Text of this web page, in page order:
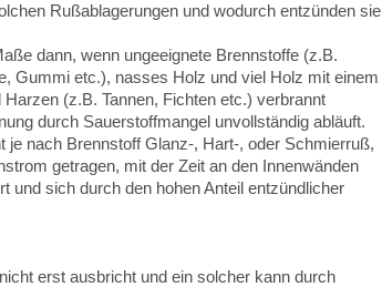
Rußablagerungen und wodurch entzünden sie
dann, wenn ungeeignete Brennstoffe (z.B.
Gummi etc.), nasses Holz und viel Holz mit einem
Harzen (z.B. Tannen, Fichten etc.) verbrannt
durch Sauerstoffmangel unvollständig abläuft.
je nach Brennstoff Glanz-, Hart-, oder Schmierruß,
getragen, mit der Zeit an den Innenwänden
und sich durch den hohen Anteil entzündlicher
erst ausbricht und ein solcher kann durch